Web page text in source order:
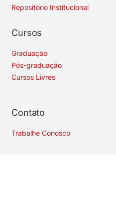
Repositório Institucional
Cursos
Graduação
Pós-graduação
Cursos Livres
Contato
Trabalhe Conosco